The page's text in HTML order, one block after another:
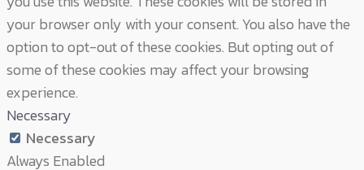
your browser only with your consent. You also have the
option to opt-out of these cookies. But opting out of
some of these cookies may affect your browsing
experience.
Necessary
Necessary
Always Enabled